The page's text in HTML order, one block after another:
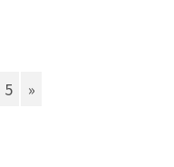
5 »